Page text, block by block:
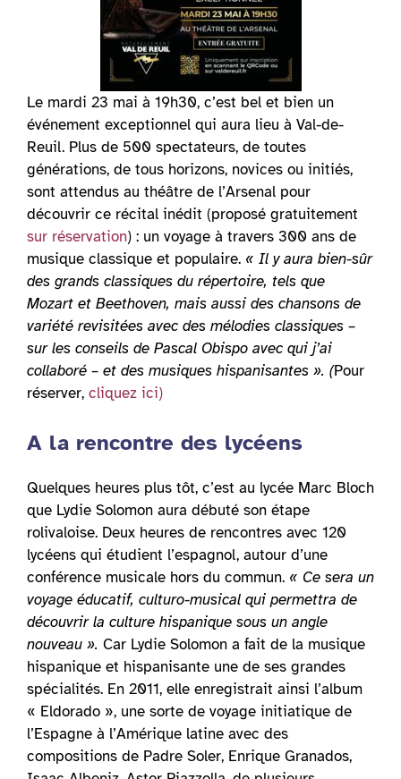
Le mardi 23 mai à 19h30, c’est bel et bien un
événement exceptionnel qui aura lieu à Val-de-
Reuil. Plus de 500 spectateurs, de toutes
générations, de tous horizons, novices ou initiés,
sont attendus au théâtre de l’Arsenal pour
découvrir ce récital inédit (proposé gratuitement
sur réservation) : un voyage à travers 300 ans de
musique classique et populaire. « Il y aura bien-sûr
des grands classiques du répertoire, tels que
Mozart et Beethoven, mais aussi des chansons de
variété revisitées avec des mélodies classiques –
sur les conseils de Pascal Obispo avec qui j’ai
collaboré – et des musiques hispanisantes ». (Pour
réserver, cliquez ici)
A la rencontre des lycéens
Quelques heures plus tôt, c’est au lycée Marc Bloch
que Lydie Solomon aura débuté son étape
rolivaloise. Deux heures de rencontres avec 120
lycéens qui étudient l’espagnol, autour d’une
conférence musicale hors du commun. « Ce sera un
voyage éducatif, culturo-musical qui permettra de
découvrir la culture hispanique sous un angle
nouveau ». Car Lydie Solomon a fait de la musique
hispanique et hispanisante une de ses grandes
spécialités. En 2011, elle enregistrait ainsi l’album
« Eldorado », une sorte de voyage initiatique de
l’Espagne à l’Amérique latine avec des
compositions de Padre Soler, Enrique Granados,